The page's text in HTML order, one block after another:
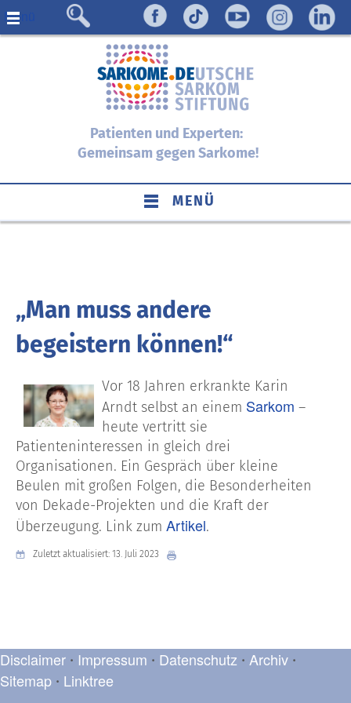
Menü
Patienten und Experten:
Gemeinsam gegen Sarkome!
MENÜ
„Man muss andere
begeistern können!“
Vor 18 Jahren erkrankte Karin
Arndt selbst an einem Sarkom –
heute vertritt sie
Patienteninteressen in gleich drei
Organisationen. Ein Gespräch über kleine
Beulen mit großen Folgen, die Besonderheiten
von Dekade-Projekten und die Kraft der
Überzeugung. Link zum Artikel.
Zuletzt aktualisiert: 13. Juli 2023
Disclaimer • Impressum • Datenschutz • Archiv •
Sitemap • Linktree